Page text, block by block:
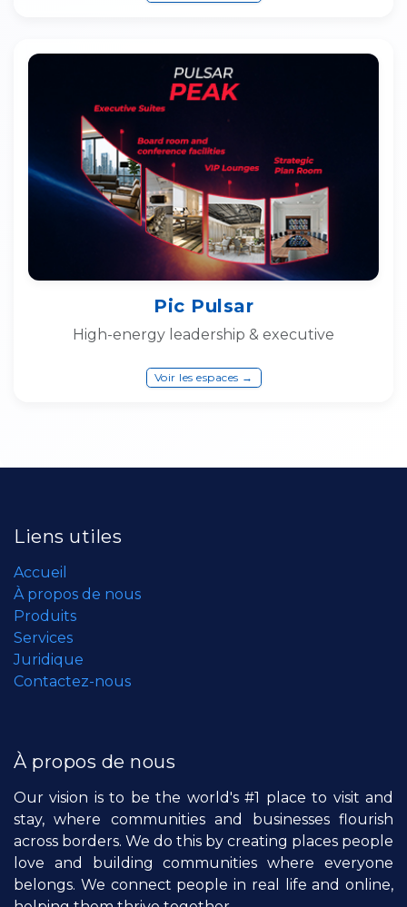
Pic Pulsar
High-energy leadership & executive
Voir les espaces →
Liens utiles
Accueil
À propos de nous
Produits
Services
Juridique
Contactez-nous
À propos de nous
Our vision is to be the world's #1 place to visit and
stay, where communities and businesses flourish
across borders. We do this by creating places people
love and building communities where everyone
belongs. We connect people in real life and online,